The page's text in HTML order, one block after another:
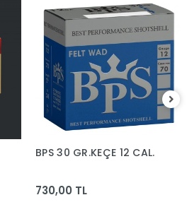
BPS 30 GR.KEÇE 12 CAL.
730,00 TL